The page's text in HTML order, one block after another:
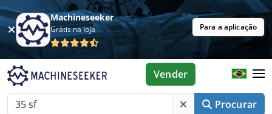
Machineseeker
Grátis na loja Para a aplicação
Procurar
Vender